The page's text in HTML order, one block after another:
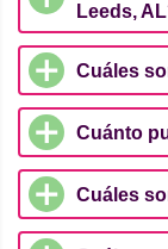
Leeds,
Cuáles
Cuánto
Cuáles